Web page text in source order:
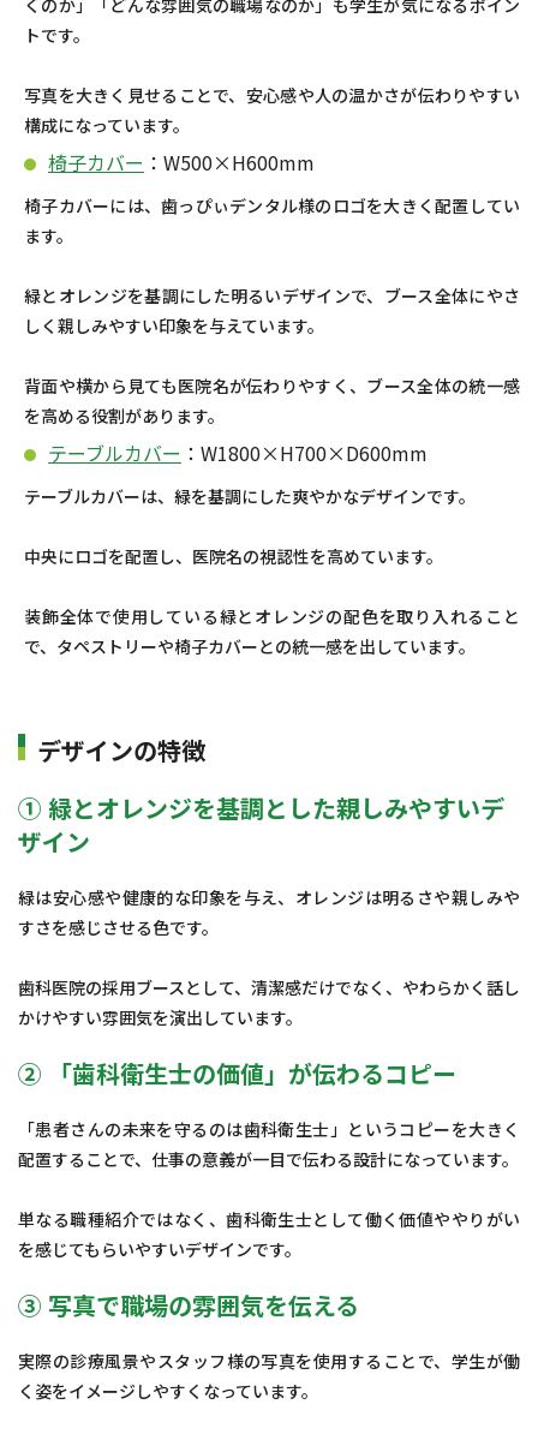
トです。
写真を大きく見せることで、安心感や人の温かさが伝わりやすい
構成になっています。
椅子カバー ：W500×H600mm
椅子カバーには、歯っぴぃデンタル様のロゴを大きく配置してい
ます。
緑とオレンジを基調にした明るいデザインで、ブース全体にやさ
しく親しみやすい印象を与えています。
背面や横から見ても医院名が伝わりやすく、ブース全体の統一感
を高める役割があります。
テーブルカバー ：W1800×H700×D600mm
テーブルカバーは、緑を基調にした爽やかなデザインです。
中央にロゴを配置し、医院名の視認性を高めています。
装飾全体で使用している緑とオレンジの配色を取り入れること
で、タペストリーや椅子カバーとの統一感を出しています。
デザインの特徴
① 緑とオレンジを基調とした親しみやすいデ
ザイン
緑は安心感や健康的な印象を与え、オレンジは明るさや親しみや
すさを感じさせる色です。
歯科医院の採用ブースとして、清潔感だけでなく、やわらかく話し
かけやすい雰囲気を演出しています。
② 「歯科衛生士の価値」が伝わるコピー
「患者さんの未来を守るのは歯科衛生士」というコピーを大きく
配置することで、仕事の意義が一目で伝わる設計になっています。
単なる職種紹介ではなく、歯科衛生士として働く価値ややりがい
を感じてもらいやすいデザインです。
③ 写真で職場の雰囲気を伝える
実際の診療風景やスタッフ様の写真を使用することで、学生が働
く姿をイメージしやすくなっています。